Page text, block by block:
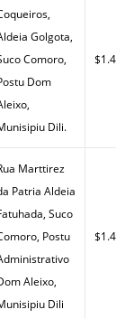
Golgota,
Comoro,
Dom
Dili.
$1.46
Marttirez
Patria Aldeia
Suco
Postu
Aleixo,
Dili
$1.42